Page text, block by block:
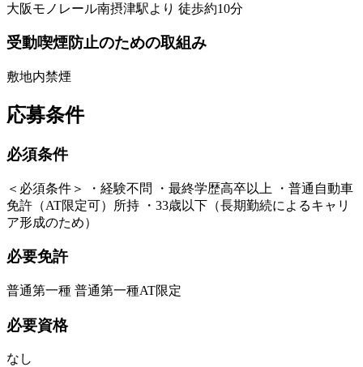
大阪モノレール南摂津駅より 徒歩約10分
受動喫煙防止のための取組み
敷地内禁煙
応募条件
必須条件
＜必須条件＞ ・経験不問 ・最終学歴高卒以上 ・普通自動車
免許（AT限定可）所持 ・33歳以下（長期勤続によるキャリ
ア形成のため）
必要免許
普通第一種 普通第一種AT限定
必要資格
なし